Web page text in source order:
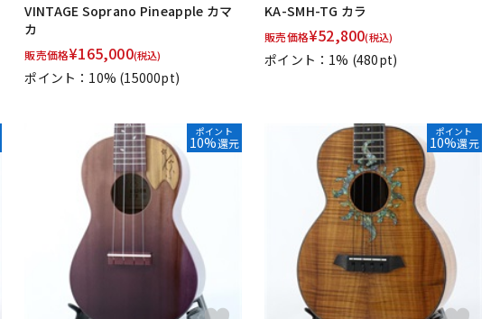
VINTAGE Soprano Pineapple カマ
カ
販売価格¥165,000(税込)
ポイント：10% (15000pt)
KA-SMH-TG カラ
販売価格¥52,800(税込)
ポイント：1% (480pt)
ポイント
10%還元
ポイント
10%還元